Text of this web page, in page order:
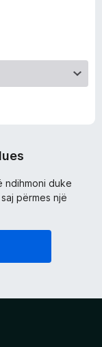
ndihmoni duke
përmes një